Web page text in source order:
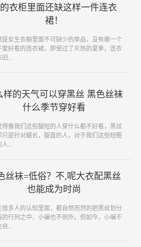
衣柜里面还缺这样一件连衣
裙！
是女生衣橱里面不可缺少的单品，没有哪一个
爱好看的连衣裙，即使过了炎热的夏季，连衣
...
样的天气可以穿黑丝 黑色丝袜
什么季节穿好看
得像我们这些腿短的人穿什么都不好看，黑丝
只是针对腿长，腿直的人，对于我们这些短粗
...
丝袜=低俗？不,呢大衣配黑丝
也能成为时尚
很多人的认知里面，都自然而然的把黑丝划分
的行列之中，小编也不例外。但如今，小编不
...